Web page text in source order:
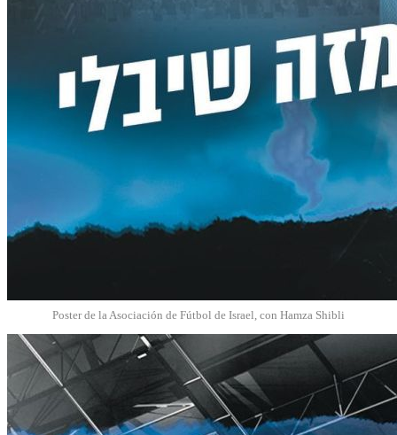
Poster de la Asociación de Fútbol de Israel, con Hamza Shibli